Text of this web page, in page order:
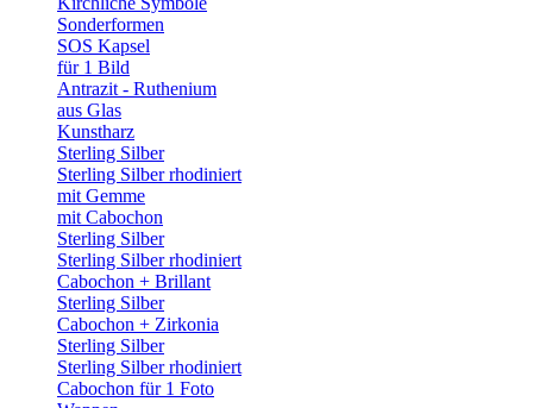
Sonderformen
SOS Kapsel
für 1 Bild
Antrazit - Ruthenium
aus Glas
Kunstharz
Sterling Silber
Sterling Silber rhodiniert
mit Gemme
mit Cabochon
Sterling Silber
Sterling Silber rhodiniert
Cabochon + Brillant
Sterling Silber
Cabochon + Zirkonia
Sterling Silber
Sterling Silber rhodiniert
Cabochon für 1 Foto